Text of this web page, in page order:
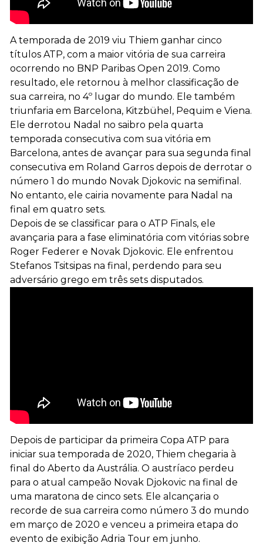
A temporada de 2019 viu Thiem ganhar cinco
títulos ATP, com a maior vitória de sua carreira
ocorrendo no BNP Paribas Open 2019. Como
resultado, ele retornou à melhor classificação de
sua carreira, no 4º lugar do mundo. Ele também
triunfaria em Barcelona, Kitzbühel, Pequim e Viena.
Ele derrotou Nadal no saibro pela quarta
temporada consecutiva com sua vitória em
Barcelona, antes de avançar para sua segunda final
consecutiva em Roland Garros depois de derrotar o
número 1 do mundo Novak Djokovic na semifinal.
No entanto, ele cairia novamente para Nadal na
final em quatro sets.
Depois de se classificar para o ATP Finals, ele
avançaria para a fase eliminatória com vitórias sobre
Roger Federer e Novak Djokovic. Ele enfrentou
Stefanos Tsitsipas na final, perdendo para seu
adversário grego em três sets disputados.
Depois de participar da primeira Copa ATP para
iniciar sua temporada de 2020, Thiem chegaria à
final do Aberto da Austrália. O austríaco perdeu
para o atual campeão Novak Djokovic na final de
uma maratona de cinco sets. Ele alcançaria o
recorde de sua carreira como número 3 do mundo
em março de 2020 e venceu a primeira etapa do
evento de exibição Adria Tour em junho.